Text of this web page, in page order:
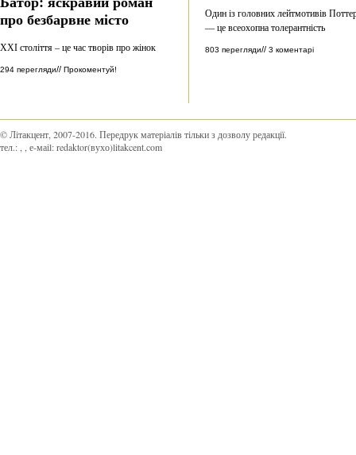
про безбарвне місто
ХХІ століття – це час творів про жінок
294 перегляди// Прокоментуй!
Один із головних лейтмотивів
— це всеохопна толерантність
803 перегляди// 3 коментарі
© Літакцент, 2007-2016. Передрук матеріалів тільки з дозволу редакції.
тел.:
, е-маіl:redaktor(вухо)litakcent.com